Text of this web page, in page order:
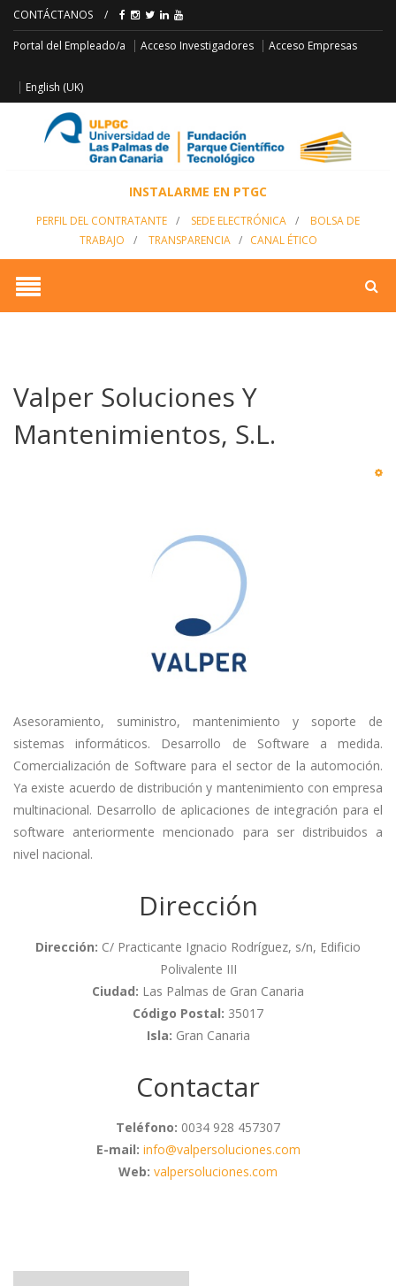
CONTÁCTANOS /
Portal del Empleado/a Acceso Investigadores Acceso Empresas
English (UK)
INSTALARME EN PTGC
PERFIL DEL CONTRATANTE / SEDE ELECTRÓNICA /
BOLSA DE
TRABAJO
/ TRANSPARENCIA/ CANAL ÉTICO
Valper Soluciones Y
Mantenimientos, S.L.
Asesoramiento, suministro, mantenimiento y soporte de
sistemas informáticos. Desarrollo de Software a medida.
Comercialización de Software para el sector de la automoción.
Ya existe acuerdo de distribución y mantenimiento con empresa
multinacional. Desarrollo de aplicaciones de integración para el
software anteriormente mencionado para ser distribuidos a
nivel nacional.
Dirección
Dirección: C/ Practicante Ignacio Rodríguez, s/n, Edificio
Polivalente III
Ciudad: Las Palmas de Gran Canaria
Código Postal: 35017
Isla: Gran Canaria
Contactar
Teléfono: 0034 928 457307
E-mail: info@valpersoluciones.com
Web: valpersoluciones.com